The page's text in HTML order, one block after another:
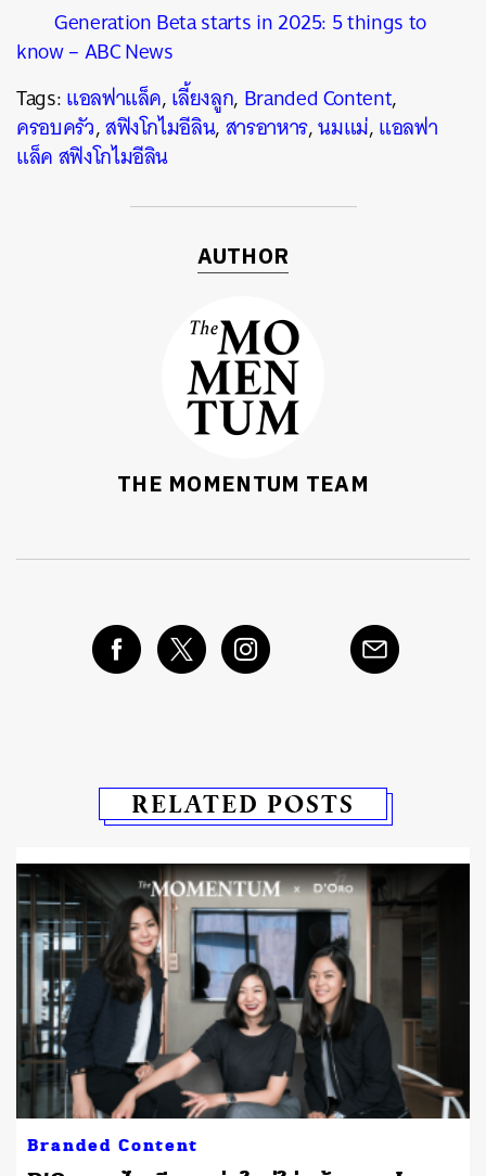
Generation Beta starts in 2025: 5 things to
know – ABC News
Tags:แอลฟาแล็ค,เลี้ยงลูก, Branded Content,
ครอบครัว,สฟิงโกไมอีลิน,สารอาหาร,นมแม่,แอลฟา
แล็ค สฟิงโกไมอีลิน
AUTHOR
THE MOMENTUM TEAM
RELATED POSTS
Branded Content